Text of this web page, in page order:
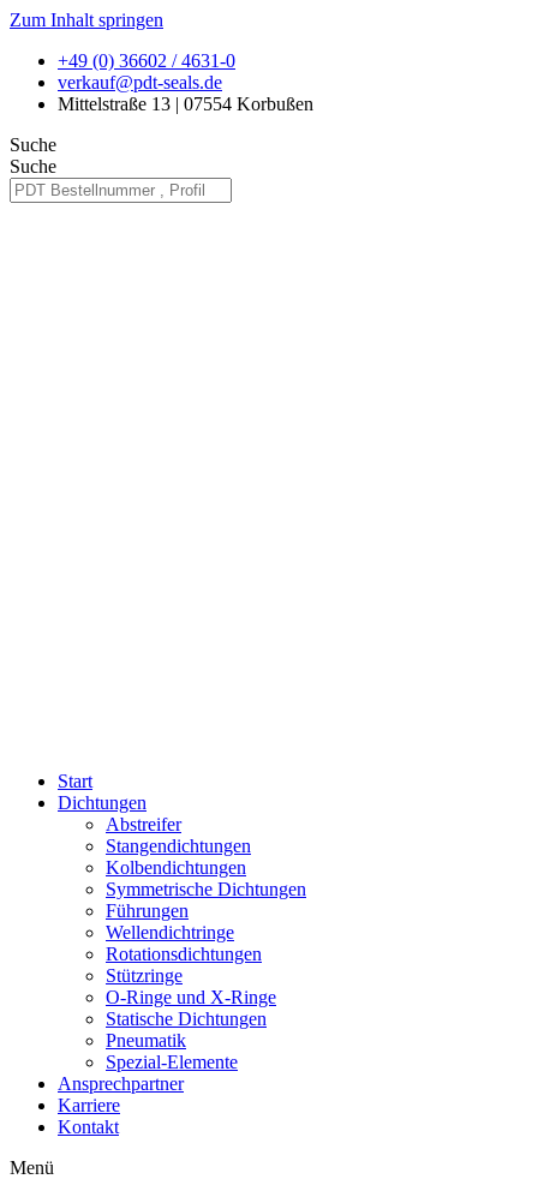
Zum Inhalt springen
+49 (0) 36602 / 4631-0
verkauf@pdt-seals.de
Mittelstraße 13 | 07554 Korbußen
Suche
Suche
Start
Dichtungen
Abstreifer
Stangendichtungen
Kolbendichtungen
Symmetrische Dichtungen
Führungen
Wellendichtringe
Rotationsdichtungen
Stützringe
O-Ringe und X-Ringe
Statische Dichtungen
Pneumatik
Spezial-Elemente
Ansprechpartner
Karriere
Kontakt
Menü